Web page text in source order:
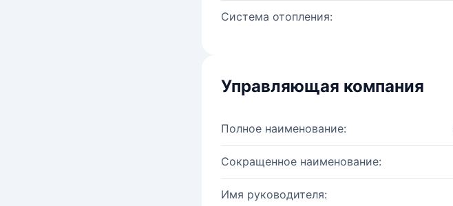
Система отопления:
Управляющая компания
Полное наименование:
Сокращенное наименование:
Имя руководителя: